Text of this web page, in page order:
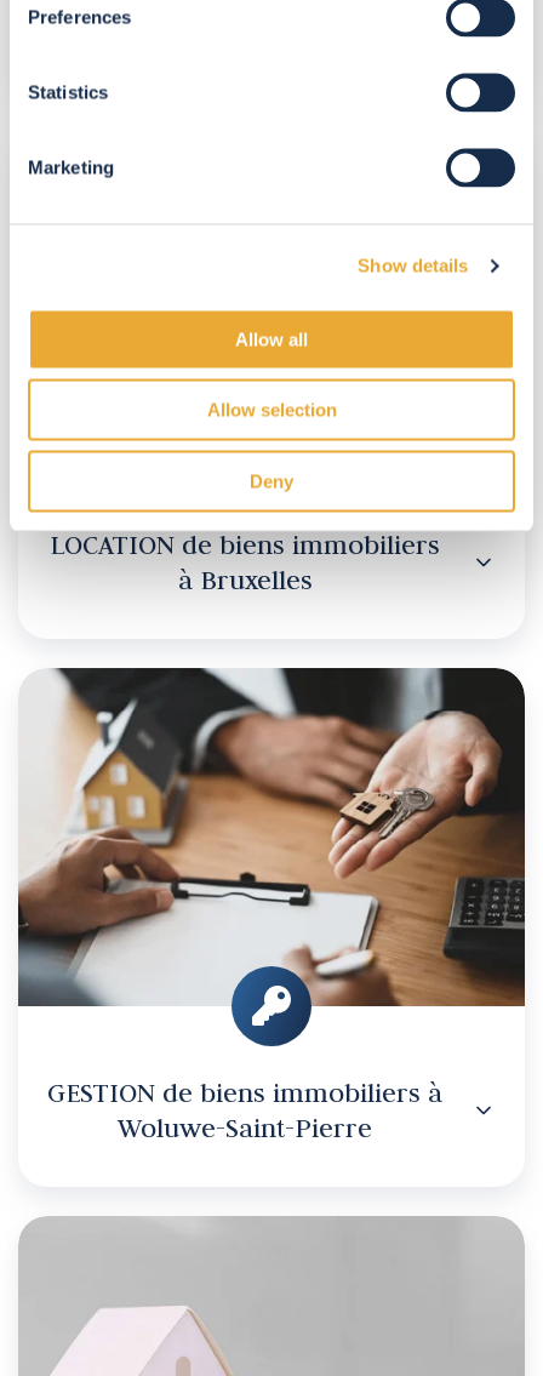
Preferences
Statistics
Marketing
Show details
Allow all
Allow selection
Deny
Woluwe-Saint-Pierre
Bruxelles
LOCATION de biens immobiliers
à Bruxelles
GESTION
de
biens
immobiliers
Woluwe-
Saint-
GESTION de biens immobiliers à
Woluwe-Saint-Pierre